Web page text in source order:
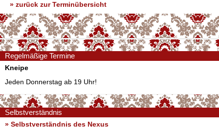
» zurück zur Terminübersicht
Regelmäßige Termine
Kneipe
Jeden Donnerstag ab 19 Uhr!
Selbstverständnis
» Selbstverständnis des Nexus